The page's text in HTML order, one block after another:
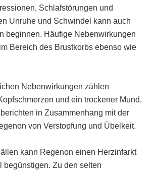
Schlafstörungen und
Unruhe und Schwindel kann auch
beginnen. Häufige Nebenwirkungen
Bereich des Brustkorbs ebenso wie
Nebenwirkungen zählen
und ein trockener Mund.
in Zusammenhang mit der
von Verstopfung und Übelkeit.
kann Regenon einen Herzinfarkt
begünstigen. Zu den selten